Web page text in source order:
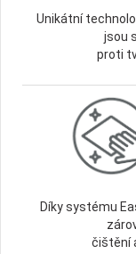
Unikátní
jsou
proti
Díky systému
čištění